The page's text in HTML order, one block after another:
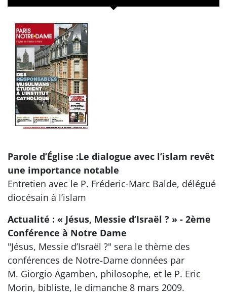
Parole d’Église :Le dialogue avec l’islam revêt
une importance notable
Entretien avec le P. Fréderic-Marc Balde, délégué
diocésain à l’islam
Actualité : « Jésus, Messie d’Israël ? » - 2ème
Conférence à Notre Dame
"Jésus, Messie d’Israël ?" sera le thème des
conférences de Notre-Dame données par
M. Giorgio Agamben, philosophe, et le P. Eric
Morin, bibliste, le dimanche 8 mars 2009.